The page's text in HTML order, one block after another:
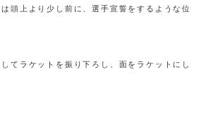
頭上より少し前に、選手宣誓をするような位
してラケットを振り下ろし、面をラケットにし